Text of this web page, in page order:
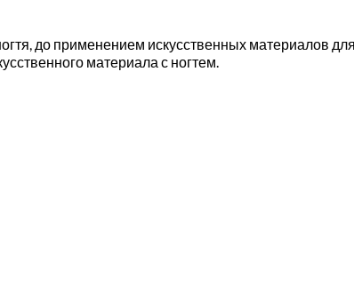
до применением искусственных материалов
материала с ногтем.